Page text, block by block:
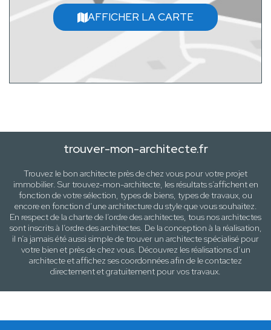
AFFICHER LA CARTE
trouver-mon-architecte.fr
Trouvez le bon architecte près dechez vous pour votre projet
immobilier. Sur trouvez-mon-architecte, les résultats s’affichent en
fonction de votre sélection, types de biens, types de travaux, ou
encore en fonction d’une architecturedu style que vous souhaitez.
En respect de la charte de l’ordre des architectes, tous nos architectes
sont inscrits à l’ordre des architectes. De la conception à la réalisation,
il n’a jamais été aussi simple de trouver un architecte spécialisé pour
votre bien et près dechez vous. Découvrez les réalisations d’un
architecte et affichez ses coordonnées afin de le contactez
directement et gratuitement pourvos travaux.